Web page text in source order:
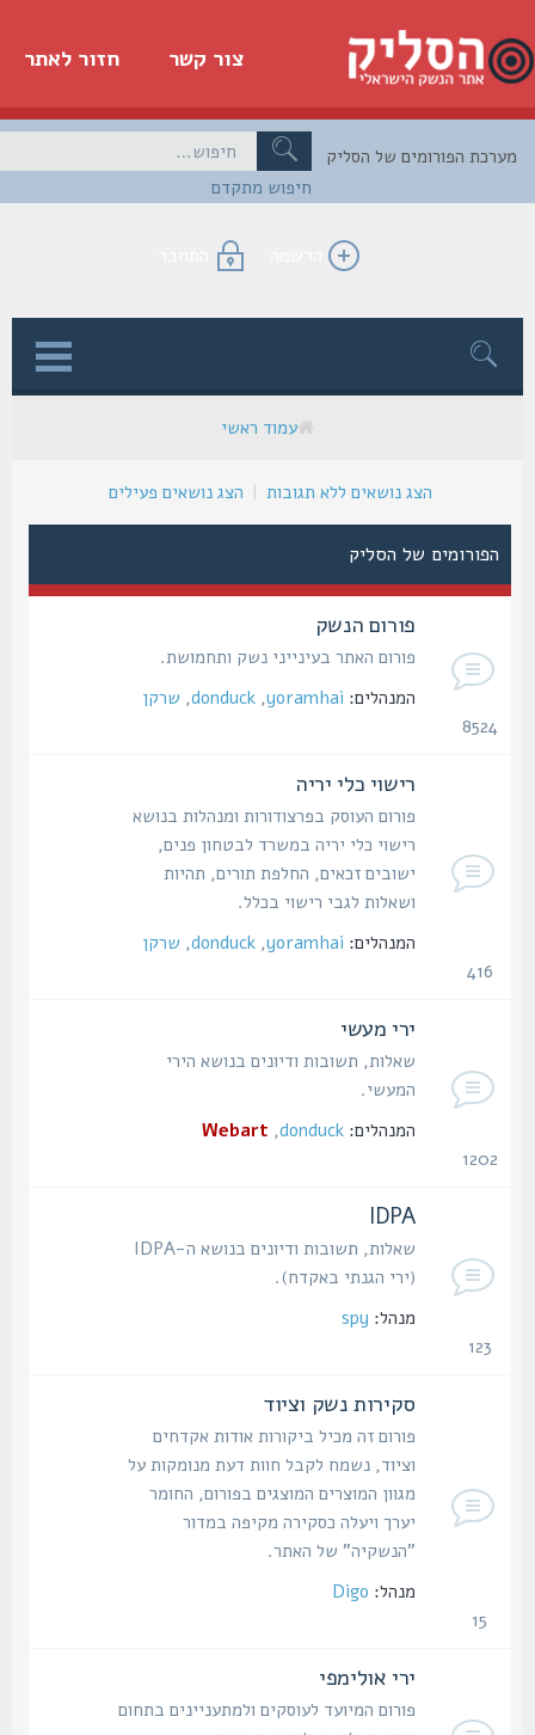
חזור לאתר צור קשר
חיפוש מתקדם
הפורומים של הסליק
הרשמה התחבר
עמוד ראשי
הצג נושאים ללא תגובות | הצג נושאים פעילים
הפורומים של הסליק
פורום הנשק
פורום האתר בעינייני נשק ותחמושת.
המנהלים: yoramhai
,
donduck
,שרקן
8524
רישוי כלי יריה
פורום העוסק בפרצודורות ומנהלות בנושא
רישוי כלי יריה במשרד לבטחון פנים,
ישובים זכאים, החלפת תורים, תהיות
ושאלות לגבי רישוי בכלל.
המנהלים: yoramhai
,
donduck
,שרקן
ירי מעשי
שאלות, תשובות ודיונים בנושא הירי
המעשי.
המנהלים: donduck
,
Webart
IDPA
שאלות, תשובות ודיונים בנושא ה-IDPA
(ירי הגנתי באקדח).
מנהל: spy
סקירות נשק וציוד
פורום זה מכיל ביקורות אודות אקדחים
וציוד, נשמח לקבל חוות דעת מנומקות על
מגוון המוצרים המוצגים בפורום, החומר
יערך ויעלה כסקירה מקיפה במדור
"הנשקיה" של האתר.
מנהל: Digo
ירי אולימפי
פורום המיועד לעוסקים ולמתעניינים בתחום